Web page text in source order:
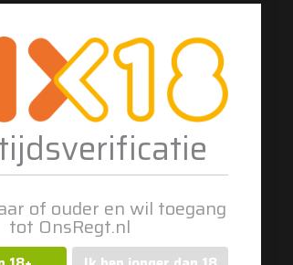
3 kippenbouillon blokjes en
en peper en zout de kip. Als
of ouder en wil toegang
tot OnsRegt.nl